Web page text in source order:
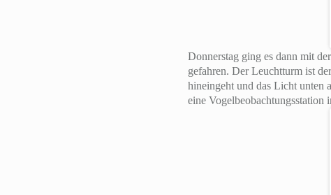
Donnerstag ging es dann mit
gefahren. Der Leuchtturm ist
hineingeht und das Licht unten
eine Vogelbeobachtungsstation